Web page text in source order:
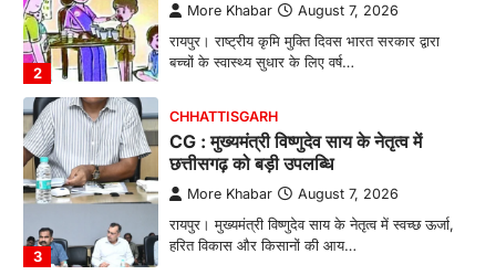
2
More Khabar August 7, 2026
रायपुर। राष्ट्रीय कृमि मुक्ति दिवस भारत सरकार द्वारा
बच्चों के स्वास्थ्य सुधार के लिए वर्ष…
3
CHHATTISGARH
CG : मुख्यमंत्री विष्णुदेव साय के नेतृत्व में
छत्तीसगढ़ को बड़ी उपलब्धि
More Khabar August 7, 2026
रायपुर। मुख्यमंत्री विष्णुदेव साय के नेतृत्व में स्वच्छ ऊर्जा,
हरित विकास और किसानों की आय…